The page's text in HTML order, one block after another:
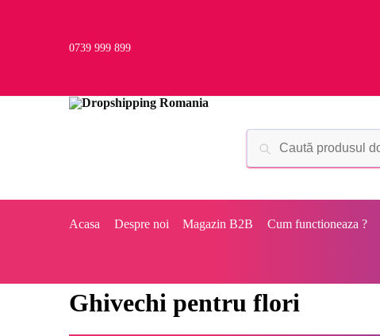
0739 999 899
Acasa Despre noi Magazin B2B Cum functioneaza ?
Ghivechi pentru flori